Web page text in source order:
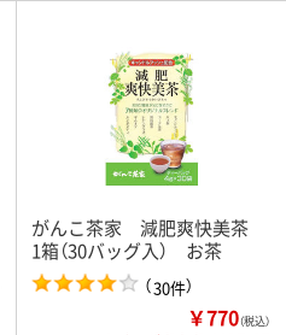
がんこ茶家 減肥爽快美茶
1箱（30バッグ入） お茶
（30件）
￥770（税込）